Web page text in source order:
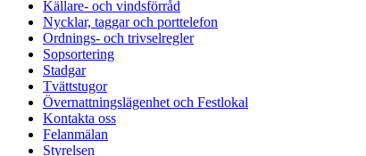
Källare- och vindsförråd
Nycklar, taggar och porttelefon
Ordnings- och trivselregler
Sopsortering
Stadgar
Tvättstugor
Övernattningslägenhet och Festlokal
Kontakta oss
Felanmälan
Styrelsen